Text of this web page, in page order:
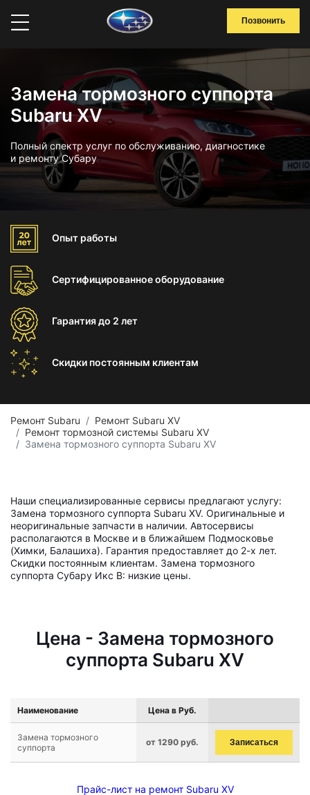
Позвонить
Замена тормозного суппорта
Subaru XV
Полный спектр услуг по обслуживанию, диагностике
и ремонту Субару
Опыт работы
Сертифицированноеоборудование
Гарантиядо 2 лет
Скидки постоянным клиентам
Ремонт Subaru
Ремонт Subaru XV
Ремонт тормозной системы Subaru XV
Замена тормозного суппорта Subaru XV
Наши специализированные сервисы предлагают услугу:
Замена тормозного суппорта Subaru XV. Оригинальные и
неоригинальные запчасти в наличии. Автосервисы
располагаются в Москве и в ближайшем Подмосковье
(Химки, Балашиха). Гарантия предоставляет до 2-х лет.
Скидки постоянным клиентам. Замена тормозного
суппорта Субару Икс В: низкие цены.
Цена - Замена тормозного
суппорта Subaru XV
Наименование Цена в Руб.
Замена тормозного
суппорта
от 1290 руб. Записаться
Прайс-лист на ремонт Subaru XV